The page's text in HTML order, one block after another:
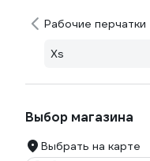
Рабочие перчатки
Xs
Выбор магазина
Выбрать на карте